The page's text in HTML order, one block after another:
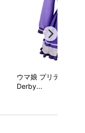
ウマ娘 プリティーダ
Derby...